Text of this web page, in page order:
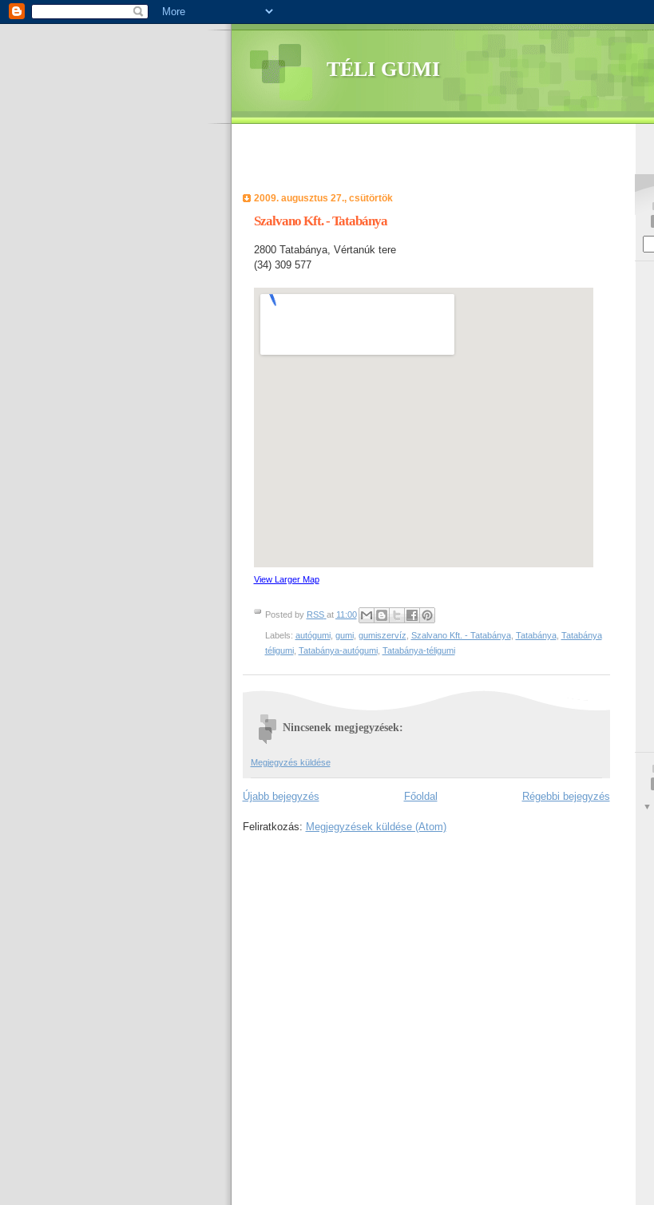
TÉLI GUMI
2009. augusztus 27., csütörtök
Szalvano Kft. - Tatabánya
2800 Tatabánya, Vértanúk tere
(34) 309 577
View Larger Map
Posted by RSS at 11:00
Labels: autógumi, gumi, gumiszervíz Szalvano Kft. - Tatabánya, Tatabánya, Tatabánya
téligumi, Tatabánya-autógumi, Tatabánya-téligumi
Nincsenek megjegyzések:
Megjegyzés küldése
Újabb bejegyzés Régebbi bejegyzés
Főoldal
Feliratkozás: Megjegyzések küldése (Atom)
▼